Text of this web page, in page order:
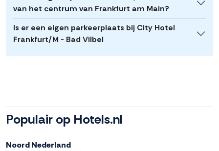
van het centrum van Frankfurt am Main?
Is er een eigen parkeerplaats bij City Hotel
Frankfurt/M - Bad Vilbel
Populair op Hotels.nl
Noord Nederland